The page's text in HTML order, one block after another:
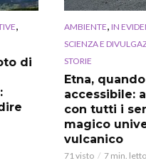
,
di
AMBIENTE, IN
SCIENZA E
STORIE
Etna,
accessibile:
con tutti i
magico
vulcanico
71 visto 7 min. letto